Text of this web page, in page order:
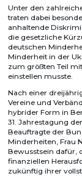
Unter den
traten dabei
anhaltende
die gesetzliche
deutschen
Minderheit in der
zum größten Teil
einstellen musste.
Nach einer
Vereine und
hybrider Form in
31. Jahrestagung
Beauftragte der
Minderheiten, Frau
Bewusstsein dafür,
finanziellen
zukünftig ihrer